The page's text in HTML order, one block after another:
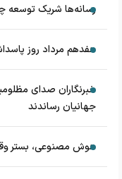
رسانه‌ها شریک توسعه
هفدهم مرداد روز
خبرنگاران صدای
جهانیان رساندند
هوش مصنوعی، بستر وقوع 55درصد جرایم سایبری